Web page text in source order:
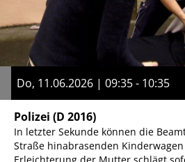
Do, 11.06.2026 | 09:35 - 10:35
Polizei (D 2016)
In letzter Sekunde können die
Straße hinabrasenden